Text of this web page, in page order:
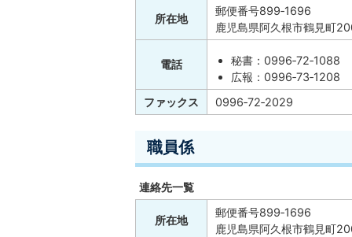
所在地
郵便番号899‐1696
鹿児島県阿久根市鶴見町
電話
秘書：0996‐72‐1088
広報：0996‐73‐1208
ファックス
0996‐72‐2029
職員係
連絡先一覧
所在地
郵便番号899‐1696
鹿児島県阿久根市鶴見町